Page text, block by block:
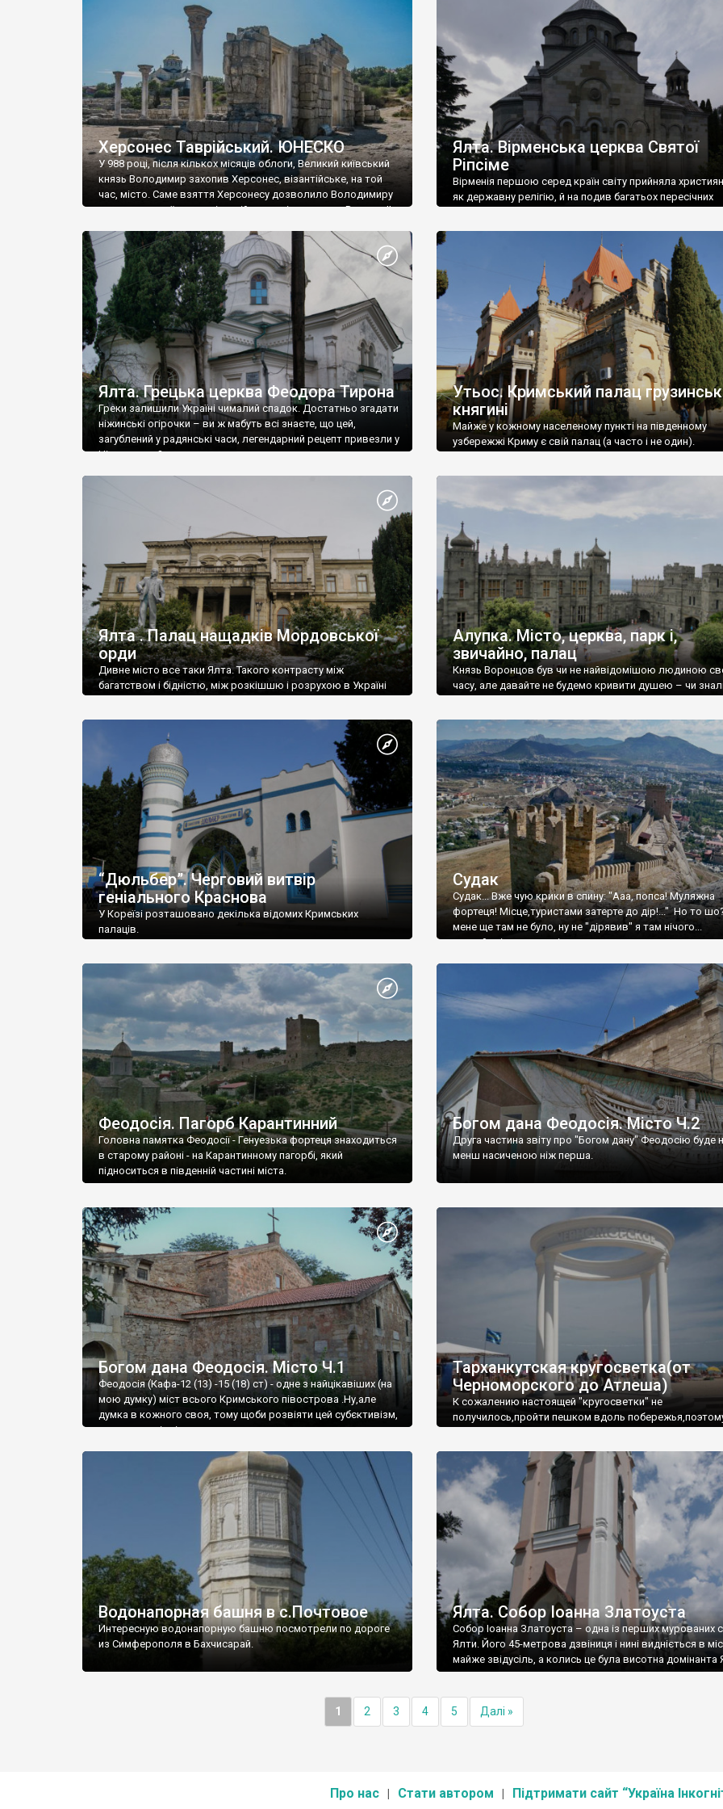
візантійської доби. Раритети викрадені з фондів об’єкту
культурної спадщини ЮНЕСКО «Херсонеса Таврійського».
Офіційно – на виставку «Золото Візантії», але експерти та
влада в Україні вважають це лише […]
називаються «повстяками» (postaki)…” “Вино. Крим
виробляє відмінне вино і його вдосталь: воно все
легке біле і дуже […]
Херсонес Таврійський. ЮНЕСКО
У 988 році, після кількох місяців облоги, Великий київський
князь Володимир захопив Херсонес, візантійське, на той
час, місто. Саме взяття Херсонесу дозволило Володимиру
диктувати свої умови візантійському імператору Василю ІІ,
Херсонесі Володимир-язичник, став Василем-
християнином. А потім було Хрещення Русі. На честь
Херсонесу Таврійського названо місто […]
Ялта. Вірменська церква Святої
Ріпсіме
Вірменія першою серед країн світу прийняла
як державну релігію, й на подив багатьох пересічних
Ялта. Грецька церква Феодора Тирона
Греки залишили Україні чималий спадок. Достатньо згадати
ніжинські огірочки – ви ж мабуть всі знаєте, що цей,
загублений у радянські часи, легендарний рецепт привезли у
Ніжин греки?
Утьос. Кримський палац
княгині
Майже у кожному населеному пункті на південному
узбережжі Криму є свій палац (а часто і не один).
Ялта . Палац нащадків Мордовської
орди
Дивне місто все таки Ялта. Такого контрасту між
багатством і бідністю, між розкішшю і розрухою в Україні
Алупка. Місто, церква, парк і,
звичайно, палац
Князь Воронцов був чи не найвідомішою людиною
часу, але давайте не будемо кривити душею – чи
“Дюльбер”. Черговий витвір
геніального Краснова
У Кореїзі розташовано декілька відомих Кримських
палаців.
Судак
Судак... Вже чую крики в спину: "Ааа, попса! Муляжна
фортеця! Місце,туристами затерте до дір!..." Но то
мене ще там не було, ну не "дірявив" я там нічого...
принаймні до цього літа.
Феодосія. Пагорб Карантинний
Головна памятка Феодосії - Генуезька фортеця знаходиться
в старому районі - на Карантинному пагорбі, який
підноситься в південній частині міста.
Богом дана Феодосія. Місто Ч.2
Друга частина звіту про "Богом дану" Феодосію буде
менш насиченою ніж перша.
Богом дана Феодосія. Місто Ч.1
Феодосія (Кафа-12 (13) -15 (18) ст) - одне з найцікавіших (на
мою думку) міст всього Кримського півострова .Ну,але
думка в кожного своя, тому щоби розвіяти цей субєктивізм,
запрошую відвідати це
Тарханкутская кругосветка(от
Черноморского до Атлеша)
К сожалению настоящей "кругосветки" не
получилось,пройти пешком вдоль
Водонапорная башня в с.Почтовое
Интересную водонапорную башню посмотрели по дороге
из Симферополя в Бахчисарай.
Ялта. Собор Іоанна Златоуста
Собор Іоанна Златоуста – одна із перших мурованих
Ялти. Його 45-метрова дзвіниця і нині видніється в
майже звідусіль, а колись це була висотна домінанта
1 2 3 4 5 Далі »
Про нас Стати автором Підтримати сайт “Україна